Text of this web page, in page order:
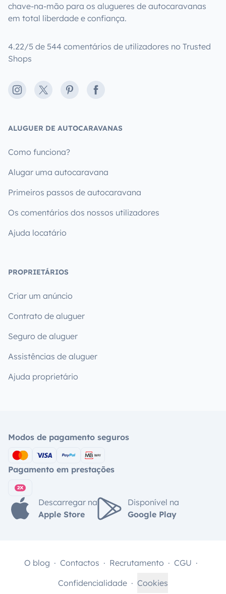
chave-na-mão para os alugueres de autocaravanas
em total liberdade e confiança.
4.22/5 de 544 comentários de utilizadores no Trusted
Shops
Instagram
X PinterestFacebook
ALUGUER DE AUTOCARAVANAS
Como funciona?
Alugar uma autocaravana
Primeiros passos de autocaravana
Os comentários dos nossos utilizadores
Ajuda locatário
PROPRIETÁRIOS
Criar um anúncio
Contrato de aluguer
Seguro de aluguer
Assistências de aluguer
Ajuda proprietário
Modos de pagamento seguros
Pagamento em prestações
Descarregar na
Apple Store
Disponível na
Google Play
O blog Contactos Recrutamento
CGU
Confidencialidade
Cookies